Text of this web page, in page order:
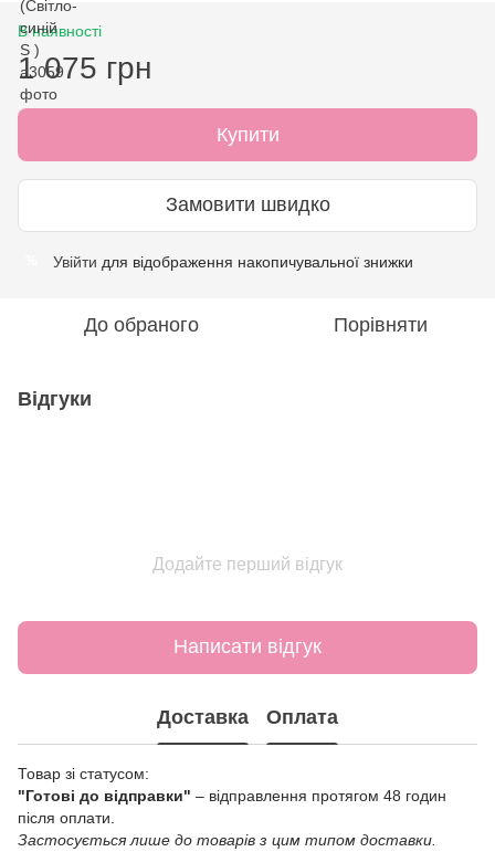
В наявності
1 075 грн
Купити
Замовити швидко
Увійти для відображення накопичувальної знижки
До обраного Порівняти
Відгуки
Додайте перший відгук
Написати відгук
Доставка Оплата
Товар зі статусом:
"Готові до відправки" – відправлення протягом 48 годин
після оплати.
Застосується лише до товарів з цим типом доставки.